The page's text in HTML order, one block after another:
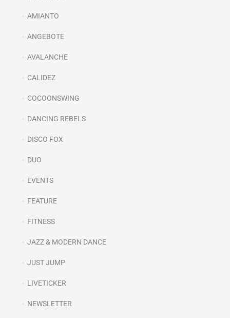
AMIANTO
ANGEBOTE
AVALANCHE
CALIDEZ
COCOONSWING
DANCING REBELS
DISCO FOX
DUO
EVENTS
FEATURE
FITNESS
JAZZ & MODERN DANCE
JUST JUMP
LIVETICKER
NEWSLETTER